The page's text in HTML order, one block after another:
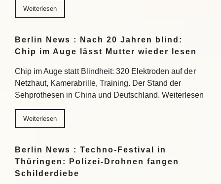
Weiterlesen
Berlin News : Nach 20 Jahren blind:
Chip im Auge lässt Mutter wieder lesen
Chip im Auge statt Blindheit: 320 Elektroden auf der
Netzhaut, Kamerabrille, Training. Der Stand der
Sehprothesen in China und Deutschland. Weiterlesen
Weiterlesen
Berlin News : Techno-Festival in
Thüringen: Polizei-Drohnen fangen
Schilderdiebe